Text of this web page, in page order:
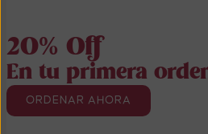
20% Off
En tu primera
ORDENAR AHORA